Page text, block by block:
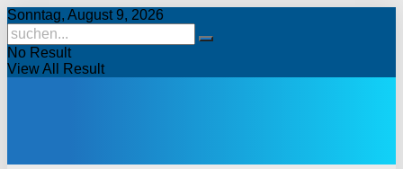
Sonntag, August 9, 2026
No Result
View All Result